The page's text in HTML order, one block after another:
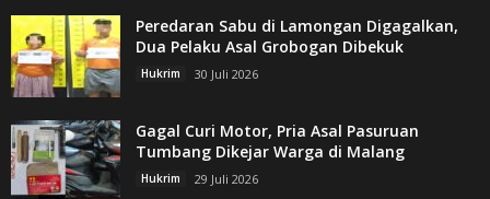
Peredaran Sabu di Lamongan Digagalkan,
Dua Pelaku Asal Grobogan Dibekuk
Hukrim 30 Juli 2026
Gagal Curi Motor, Pria Asal Pasuruan
Tumbang Dikejar Warga di Malang
Hukrim 29 Juli 2026